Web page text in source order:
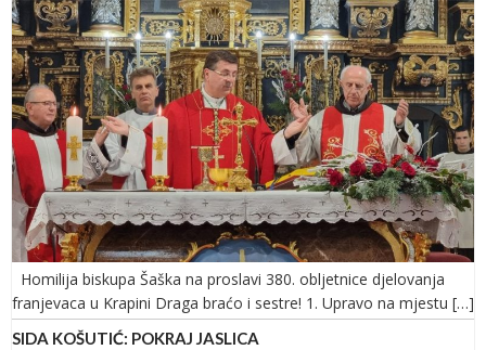
Homilija biskupa Šaška na proslavi 380. obljetnice djelovanja
franjevaca u Krapini Draga braćo i sestre! 1. Upravo na mjestu […]
SIDA KOŠUTIĆ: POKRAJ JASLICA